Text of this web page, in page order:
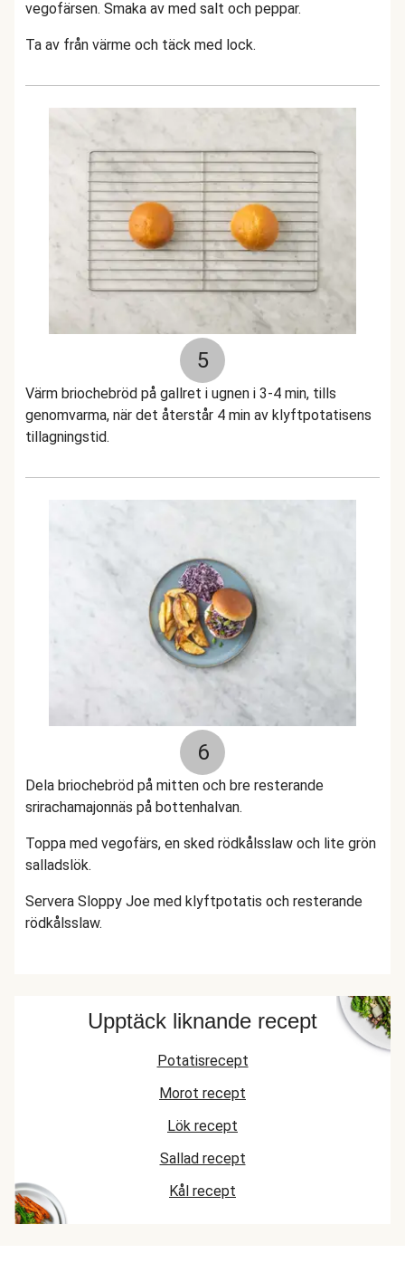
vegofärsen. Smaka av med salt och peppar.
Ta av från värme och täck med lock.
5
Värm briochebröd på gallret i ugnen i 3-4 min, tills
genomvarma, när det återstår 4 min av klyftpotatisens
tillagningstid.
6
Dela briochebröd på mitten och bre resterande
srirachamajonnäs på bottenhalvan.
Toppa med vegofärs, en sked rödkålsslaw och lite grön
salladslök.
Servera Sloppy Joe med klyftpotatis och resterande
rödkålsslaw.
Upptäck liknande recept
Potatisrecept
Morot recept
Lök recept
Sallad recept
Kål recept